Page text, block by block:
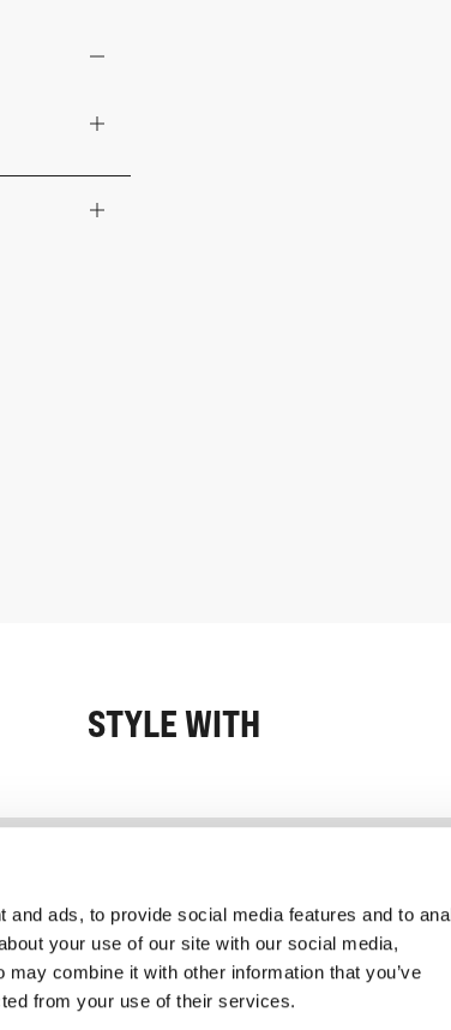
and ads, to provide social media features and to
your use of our site with our social media,
combine it with other information that you’ve
from your use of their services.
STYLE WITH